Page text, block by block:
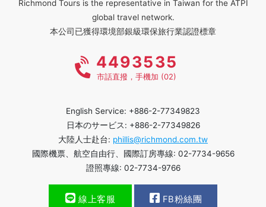
Richmond Tours is the representative in Taiwan for the ATPI
global travel network.
本公司已獲得環境部銀級環保旅行業認證標章
4493535
市話直撥，手機加 (02)
English Service: +886-2-77349823
日本のサービス: +886-2-77349826
大陸人士赴台: phillis@richmond.com.tw
國際機票、航空自由行、國際訂房專線: 02-7734-9656
證照專線: 02-7734-9766
線上客服 FB粉絲團